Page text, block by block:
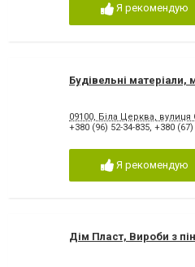
Я рекомендую
Будівельні матеріали,
09100, Біла Церква, вулиця
+380 (96) 52-34-835, +380 (67)
Я рекомендую
Дім Пласт, Вироби з